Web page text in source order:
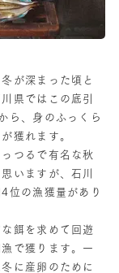
が深まった頃と
県ではこの底引
ら、身のふっくら
獲れます。
つるで有名な秋
いますが、石川
位の漁獲量があり
餌を求めて回遊
で獲ります。一
に産卵のために